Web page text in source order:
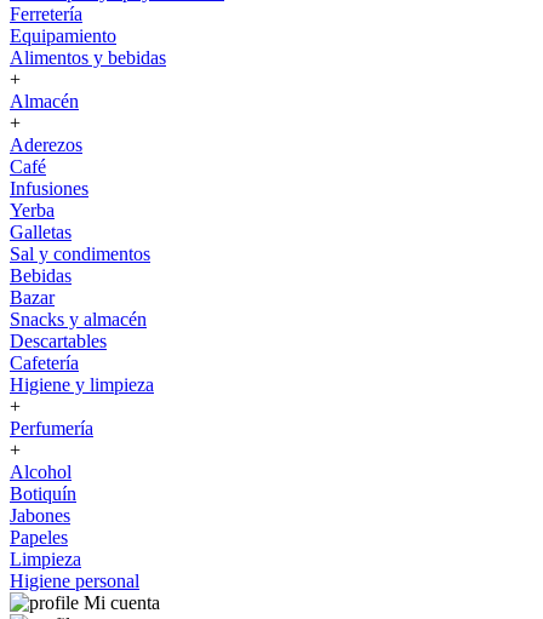
Ferretería
Equipamiento
Alimentos y bebidas
+
Almacén
+
Aderezos
Café
Infusiones
Yerba
Galletas
Sal y condimentos
Bebidas
Bazar
Snacks y almacén
Descartables
Cafetería
Higiene y limpieza
+
Perfumería
+
Alcohol
Botiquín
Jabones
Papeles
Limpieza
Higiene personal
Mi cuenta